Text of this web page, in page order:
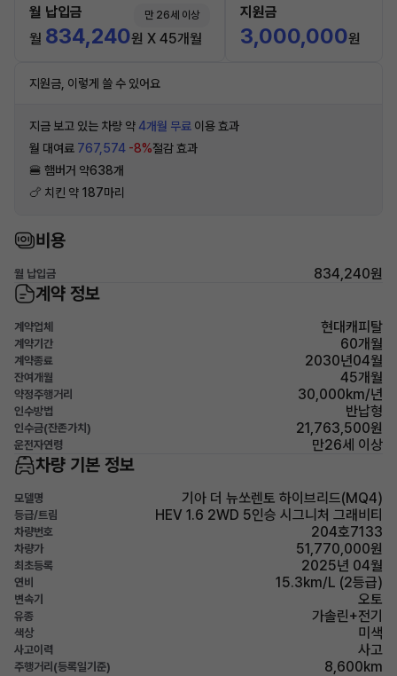
월 납입금 만 26세 이상
월 834,240원 X 45개월
지원금
3,000,000원
지원금, 이렇게 쓸 수 있어요
지금 보고 있는 차량 약4개월 무료 이용 효과
월 대여료 767,574 -8%절감 효과
🍔 햄버거 약638개
🍗 치킨 약 187마리
비용
월 납입금 834,240원
계약 정보
계약업체 현대캐피탈
계약기간 60개월
계약종료 2030년04월
잔여개월 45개월
약정주행거리 30,000km/년
인수방법 반납형
인수금(잔존가치) 21,763,500원
운전자연령 만26세 이상
차량 기본 정보
모델명 기아 더 뉴쏘렌토 하이브리드(MQ4)
등급/트림 HEV 1.6 2WD 5인승 시그니처 그래비티
차량번호 204호7133
차량가 51,770,000원
최초등록 2025년 04월
연비 15.3km/L (2등급)
변속기 오토
유종 가솔린+전기
색상 미색
사고이력 사고
주행거리(등록일기준) 8,600km